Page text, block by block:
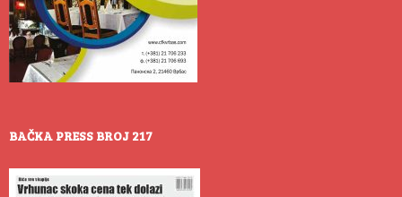
BAČKA PRESS BROJ 217